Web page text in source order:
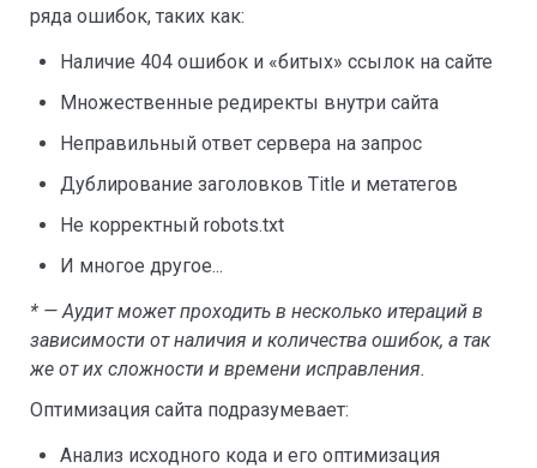
ряда ошибок, таких как:
Наличие 404 ошибок и «битых» ссылок на сайте
Множественные редиректы внутри сайта
Неправильный ответ сервера на запрос
Дублирование заголовков Title и метатегов
Не корректный robots.txt
И многое другое...
* — Аудит может проходить в несколько итераций в
зависимости от наличия и количества ошибок, а так
же от их сложности и времени исправления.
Оптимизация сайта подразумевает:
Анализ исходного кода и его оптимизация